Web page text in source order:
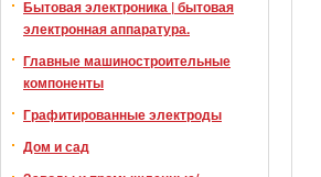
Бытовая электроника | бытовая
электронная аппаратура.
Главные машиностроительные
компоненты
Графитированные электроды
Дом и сад